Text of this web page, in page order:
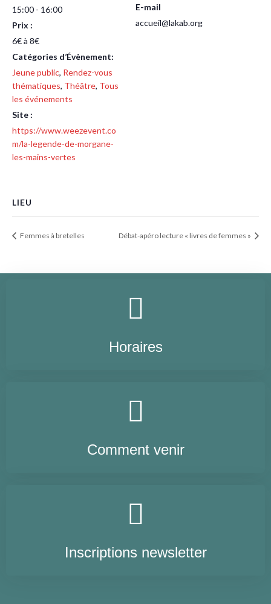
15:00 - 16:00
Prix :
6€ à 8€
Catégories d’Évènement:
Jeune public, Rendez-vous
thématiques, Théâtre, Tous
les événements
Site :
https://www.weezevent.co
m/la-legende-de-morgane-
les-mains-vertes
E-mail
accueil@lakab.org
LIEU
Femmes à bretelles Débat-apéro lecture « livres de femmes »
Horaires
Comment venir
Inscriptions newsletter